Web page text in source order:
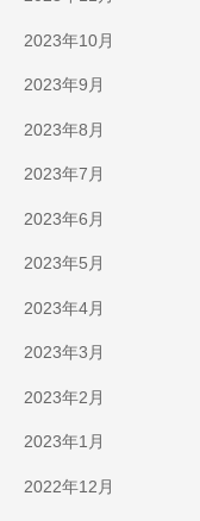
2023年10月
2023年9月
2023年8月
2023年7月
2023年6月
2023年5月
2023年4月
2023年3月
2023年2月
2023年1月
2022年12月